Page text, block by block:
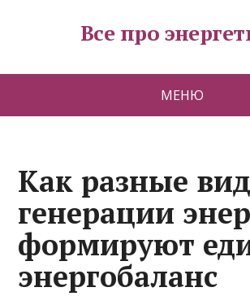
Все про
МЕНЮ
Как разные
генерации
формируют
энергобаланс